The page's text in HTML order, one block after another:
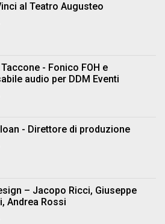
al Teatro Augusteo
- Fonico FOH e
audio per DDM Eventi
- Direttore di produzione
– Jacopo Ricci, Giuseppe
Andrea Rossi